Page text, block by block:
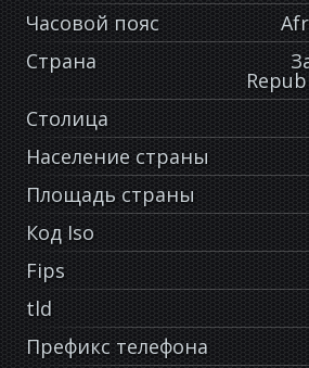
Часовой пояс
Страна
Столица
Население страны
Площадь страны
Код Iso
Fips
tld
Префикс телефона